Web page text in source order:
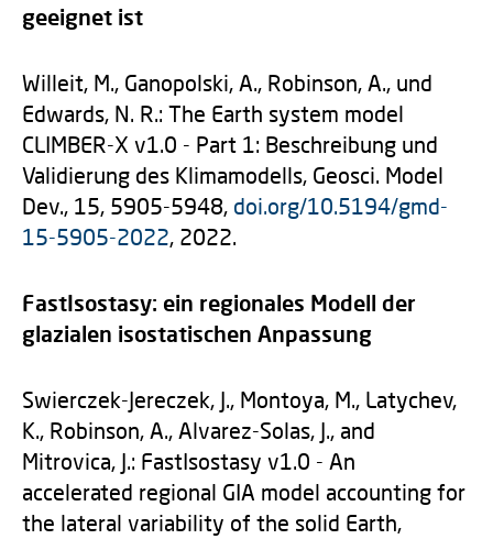
geeignet ist
Willeit, M., Ganopolski, A., Robinson, A., und
Edwards, N. R.: The Earth system model
CLIMBER-X v1.0 - Part 1: Beschreibung und
Validierung des Klimamodells, Geosci. Model
Dev., 15, 5905-5948, doi.org/10.5194/gmd-
15-5905-2022, 2022.
FastIsostasy: ein regionales Modell der
glazialen isostatischen Anpassung
Swierczek-Jereczek, J., Montoya, M., Latychev,
K., Robinson, A., Alvarez-Solas, J., and
Mitrovica, J.: FastIsostasy v1.0 - An
accelerated regional GIA model accounting for
the lateral variability of the solid Earth,